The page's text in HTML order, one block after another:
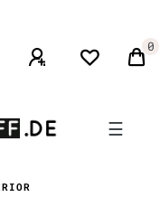
0
☰